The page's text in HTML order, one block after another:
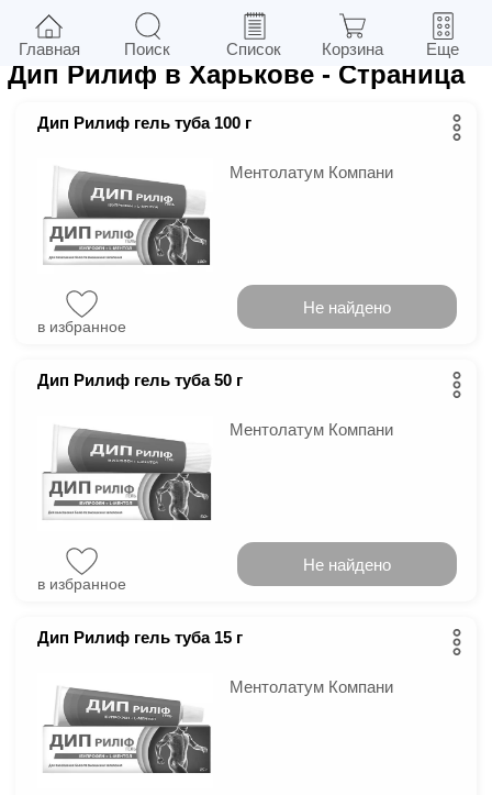
Фильтры Харьков
Дип Рилиф в Харькове - Страница
Дип Рилиф гель туба 100 г
Ментолатум Компани
в избранное
Не найдено
Дип Рилиф гель туба 50 г
Ментолатум Компани
в избранное
Не найдено
Дип Рилиф гель туба 15 г
Ментолатум Компани
Главная Поиск Список Корзина Еще